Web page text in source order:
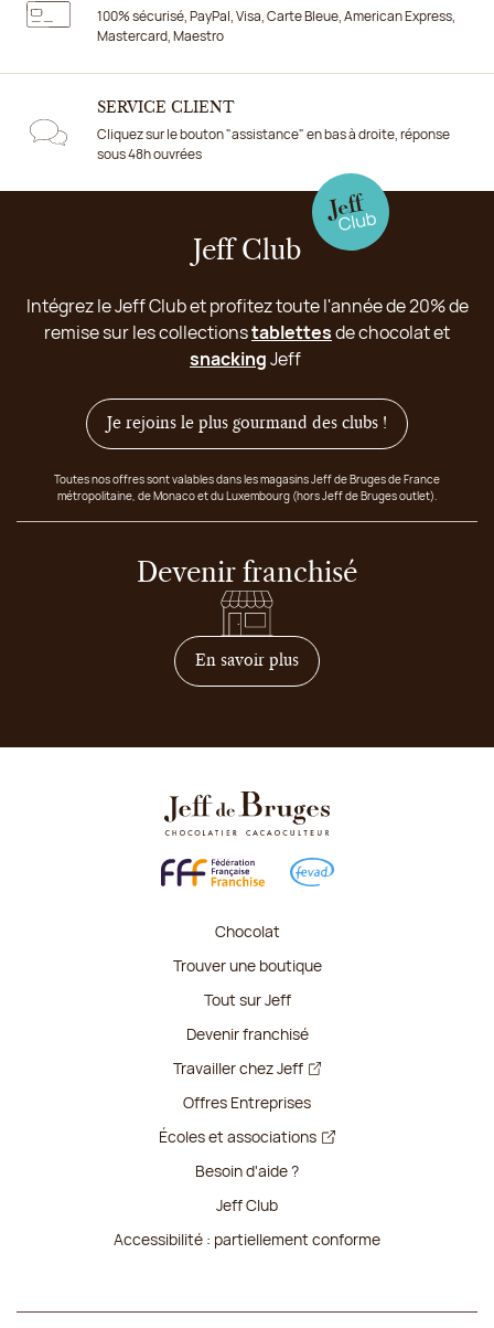
100% sécurisé, PayPal, Visa, Carte Bleue, American Express,
Mastercard, Maestro
SERVICE CLIENT
Cliquez sur le bouton "assistance" en bas à droite, réponse
sous 48h ouvrées
Jeff Club
Intégrez le Jeff Club et profitez toute l'année de 20% de
remise sur les collectionstablettesde chocolat et
snackingJeff
Je rejoins le plus gourmand des clubs !
Toutes nos offres sont valables dans les magasins Jeff de Bruges de France
métropolitaine, de Monaco et du Luxembourg (hors Jeff de Bruges outlet).
Devenir franchisé
En savoir plussur comment devenir
Chocolat
Trouver une boutique
Tout sur Jeff
Devenir franchisé
Travailler chez Jeff
Offres Entreprises
Écoles et associations
Besoin d'aide ?
Jeff Club
Accessibilité : partiellement conforme